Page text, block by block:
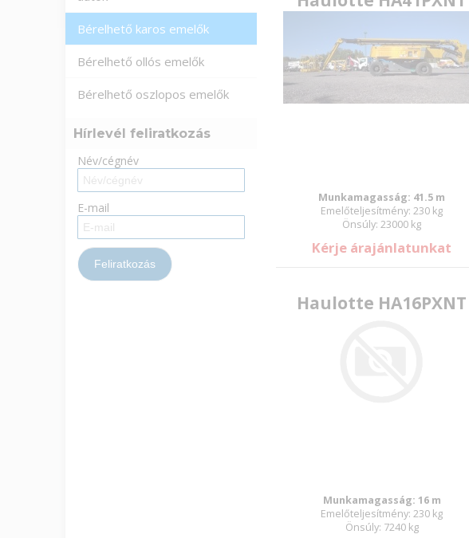
Munkamagasság: 41.5 m
Emelőteljesítmény: 230 kg
Önsúly: 23000 kg
Kérje árajánlatunkat
Haulotte HA16PXNT
Munkamagasság: 16 m
Emelőteljesítmény: 230 kg
Önsúly: 7240 kg
Bérelhető karos emelők
Bérelhető ollós emelők
Bérelhető oszlopos emelők
Hírlevél feliratkozás
Név/cégnév
E-mail
Jelszó: